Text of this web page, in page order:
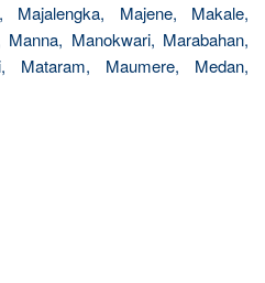
Majalengka, Majene, Makale,
Manokwari, Marabahan,
Mataram, Maumere, Medan,